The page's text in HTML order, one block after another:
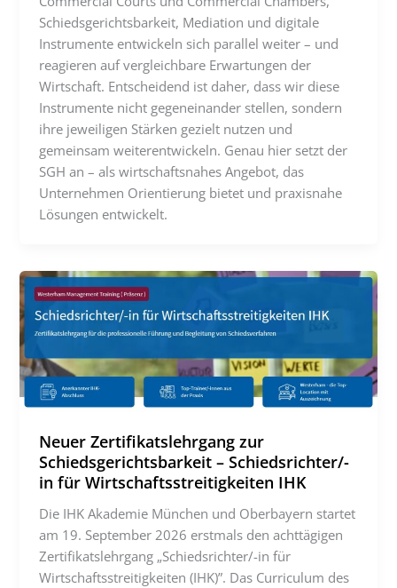
Schiedsgerichtsbarkeit, Mediation und digitale
Instrumente entwickeln sich parallel weiter – und
reagieren auf vergleichbare Erwartungen der
Wirtschaft. Entscheidend ist daher, dass wir diese
Instrumente nicht gegeneinander stellen, sondern
ihre jeweiligen Stärken gezielt nutzen und
gemeinsam weiterentwickeln. Genau hier setzt der
SGH an – als wirtschaftsnahes Angebot, das
Unternehmen Orientierung bietet und praxisnahe
Lösungen entwickelt.
Neuer Zertifikatslehrgang zur
Schiedsgerichtsbarkeit – Schiedsrichter/-
in für Wirtschaftsstreitigkeiten IHK
Die IHK Akademie München und Oberbayern startet
am 19. September 2026 erstmals den achttägigen
Zertifikatslehrgang „Schiedsrichter/-in für
Wirtschaftsstreitigkeiten (IHK)”. Das Curriculum des